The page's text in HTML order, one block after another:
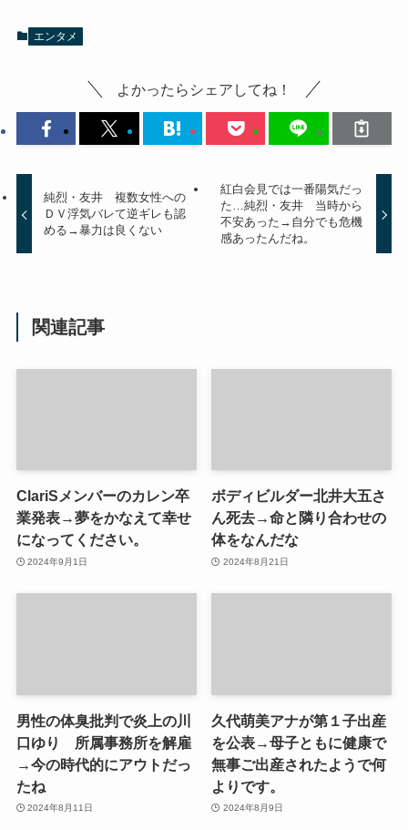
エンタメ
よかったらシェアしてね！
純烈・友井 複数女性への
ＤＶ浮気バレて逆ギレも認
める→暴力は良くない
紅白会見では一番陽気だっ
た…純烈・友井 当時から
不安あった→自分でも危機
感あったんだね。
関連記事
ClariSメンバーのカレン卒
業発表→夢をかなえて幸せ
になってください。
2024年9月1日
ボディビルダー北井大五さ
ん死去→命と隣り合わせの
体をなんだな
2024年8月21日
男性の体臭批判で炎上の川
口ゆり 所属事務所を解雇
→今の時代的にアウトだっ
たね
2024年8月11日
久代萌美アナが第１子出産
を公表→母子ともに健康で
無事ご出産されたようで何
よりです。
2024年8月9日